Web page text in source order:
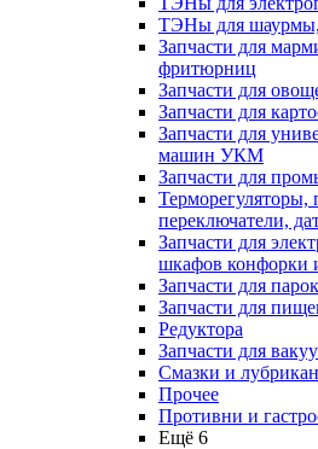
ТЭНы для
Запчасти для
фритюрниц
Запчасти для
Запчасти для
Запчасти для
машин УКМ
Запчасти для
Терморегуляторы,
переключатели,
Запчасти для
шкафов
Запчасти для
Запчасти для
Редуктора
Запчасти для
Смазки и
Прочее
Противни и
Ещё 6